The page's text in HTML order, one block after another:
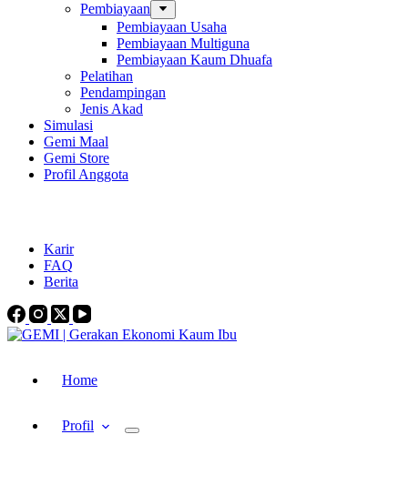
Pembiayaan
Pembiayaan Usaha
Pembiayaan Multiguna
Pembiayaan Kaum Dhuafa
Pelatihan
Pendampingan
Jenis Akad
Simulasi
Gemi Maal
Gemi Store
Profil Anggota
Karir
FAQ
Berita
Home
Profil